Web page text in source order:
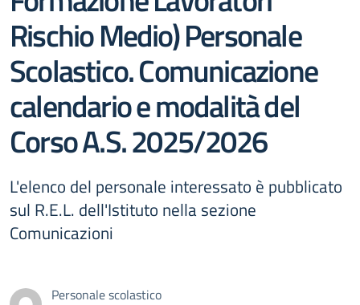
Rischio Medio) Personale
Scolastico. Comunicazione
calendario e modalità del
Corso A.S. 2025/2026
L'elenco del personale interessato è pubblicato
sul R.E.L. dell'Istituto nella sezione
Comunicazioni
Personale scolastico